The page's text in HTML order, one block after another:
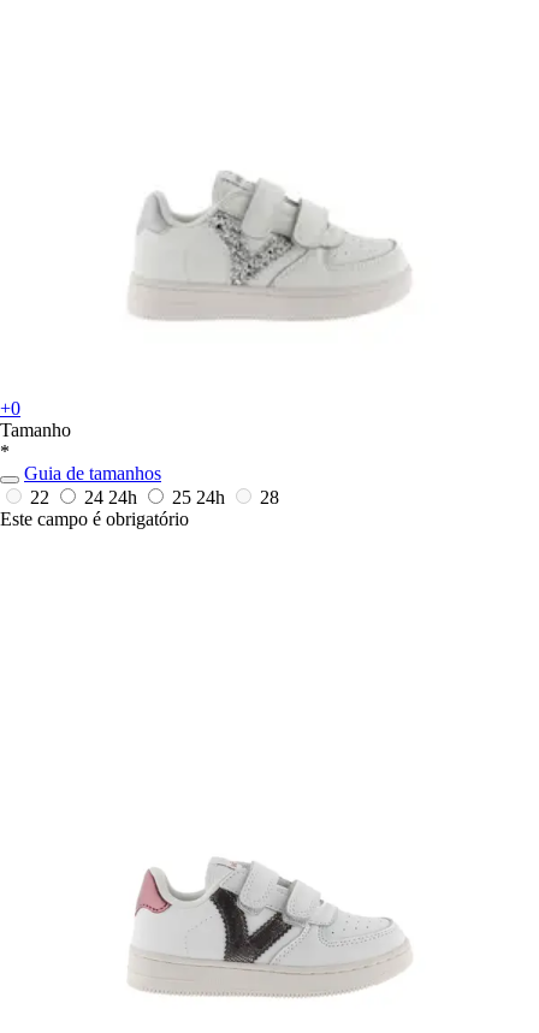
+0
Tamanho
*
Guia de tamanhos
22
24 24h 25 24h
28
Este campo é obrigatório